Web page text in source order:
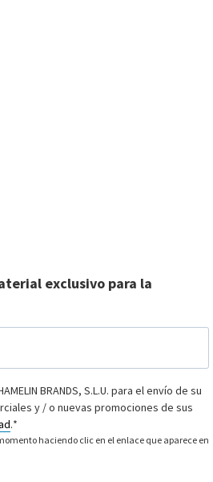
exclusivo para la
BRANDS, S.L.U. para el envío de su
y / o nuevas promociones de sus
.*
haciendo clic en el enlace que aparece en